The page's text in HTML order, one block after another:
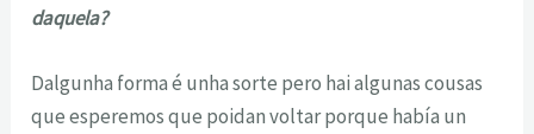
daquela?
Dalgunha forma é unha sorte pero hai algunas cousas
que esperemos que poidan voltar porque había un